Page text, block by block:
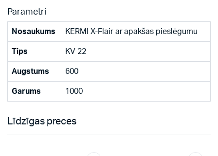
Parametri
Nosaukums KERMI X-Flair ar apakšas pieslēgumu
Tips KV 22
Augstums 600
Garums 1000
Līdzīgas preces